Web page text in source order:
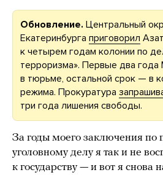
Обновление. Центральный
Екатеринбурга приговорил
к четырем годам колонии по
терроризма». Первые два
в тюрьме, остальной срок — в
режима. Прокуратура
три года лишения свободы.
За годы моего заключения по
уголовному делу я так и не
к государству — и вот я снова